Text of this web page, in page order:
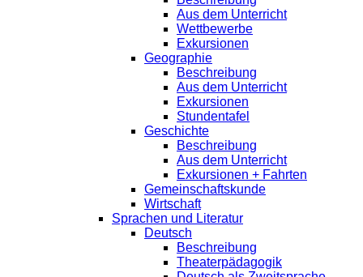
Aus dem Unterricht
Wettbewerbe
Exkursionen
Geographie
Beschreibung
Aus dem Unterricht
Exkursionen
Stundentafel
Geschichte
Beschreibung
Aus dem Unterricht
Exkursionen + Fahrten
Gemeinschaftskunde
Wirtschaft
Sprachen und Literatur
Deutsch
Beschreibung
Theaterpädagogik